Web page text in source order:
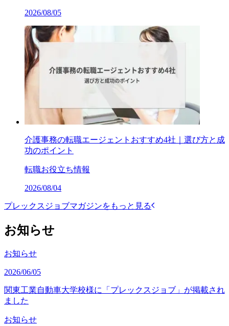
2026/08/05
介護事務の転職エージェントおすすめ4社｜選び方と成
功のポイント
転職お役立ち情報
2026/08/04
プレックスジョブマガジンをもっと見る
お知らせ
お知らせ
2026/06/05
関東工業自動車大学校様に「プレックスジョブ」が掲載され
ました
お知らせ